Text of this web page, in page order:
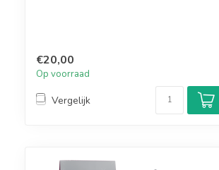
€20,00
Op voorraad
Vergelijk